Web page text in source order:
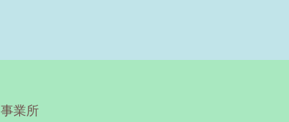
事業所